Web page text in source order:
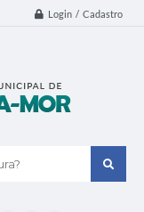
Login / Cadastro